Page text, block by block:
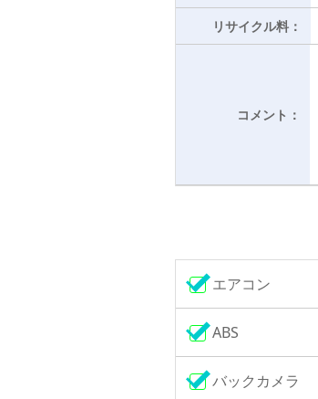
リサイクル料：
コメント：
エアコン
ABS
バックカメラ